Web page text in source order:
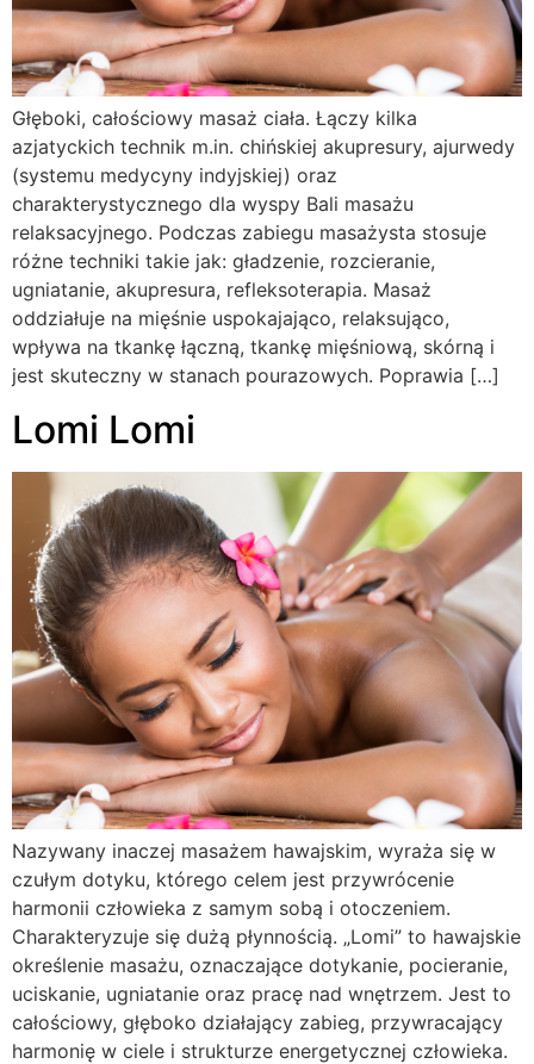
Głęboki, całościowy masaż ciała. Łączy kilka
azjatyckich technik m.in. chińskiej akupresury, ajurwedy
(systemu medycyny indyjskiej) oraz
charakterystycznego dla wyspy Bali masażu
relaksacyjnego. Podczas zabiegu masażysta stosuje
różne techniki takie jak: gładzenie, rozcieranie,
ugniatanie, akupresura, refleksoterapia. Masaż
oddziałuje na mięśnie uspokajająco, relaksująco,
wpływa na tkankę łączną, tkankę mięśniową, skórną i
jest skuteczny w stanach pourazowych. Poprawia […]
Lomi Lomi
Nazywany inaczej masażem hawajskim, wyraża się w
czułym dotyku, którego celem jest przywrócenie
harmonii człowieka z samym sobą i otoczeniem.
Charakteryzuje się dużą płynnością. „Lomi” to hawajskie
określenie masażu, oznaczające dotykanie, pocieranie,
uciskanie, ugniatanie oraz pracę nad wnętrzem. Jest to
całościowy, głęboko działający zabieg, przywracający
harmonię w ciele i strukturze energetycznej człowieka.